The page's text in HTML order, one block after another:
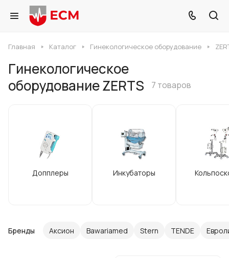
Главная Каталог Гинекологическое оборудование
Гинекологическое
оборудование ZERTS
7 товаров
Допплеры Инкубаторы
Бренды Аксион Bawariamed Stern TENDE